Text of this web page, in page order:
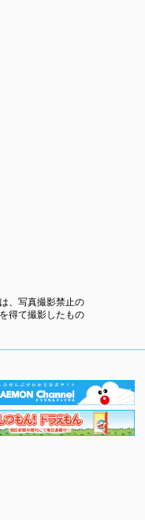
、写真撮影禁止の
得て撮影したもの